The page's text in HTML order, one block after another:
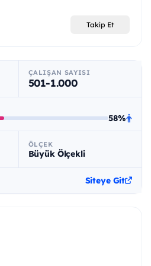
Takip Et
ÇALIŞAN SAYISI
501-1.000
58%
ÖLÇEK
Büyük Ölçekli
Siteye Git